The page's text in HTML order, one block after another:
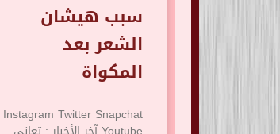
سبب هيشان
الشعر بعد
المكواة
Instagram Twitter Snapchat